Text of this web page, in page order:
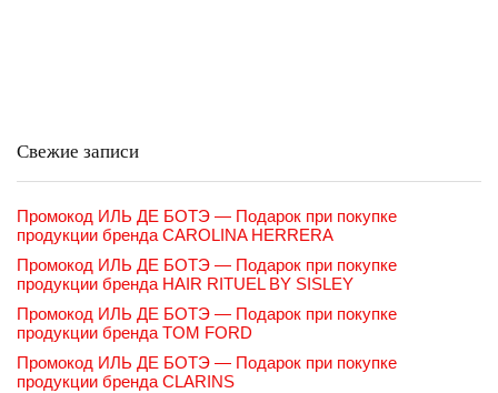
Свежие записи
Промокод ИЛЬ ДЕ БОТЭ — Подарок при покупке
продукции бренда CAROLINA HERRERA
Промокод ИЛЬ ДЕ БОТЭ — Подарок при покупке
продукции бренда HAIR RITUEL BY SISLEY
Промокод ИЛЬ ДЕ БОТЭ — Подарок при покупке
продукции бренда TOM FORD
Промокод ИЛЬ ДЕ БОТЭ — Подарок при покупке
продукции бренда CLARINS